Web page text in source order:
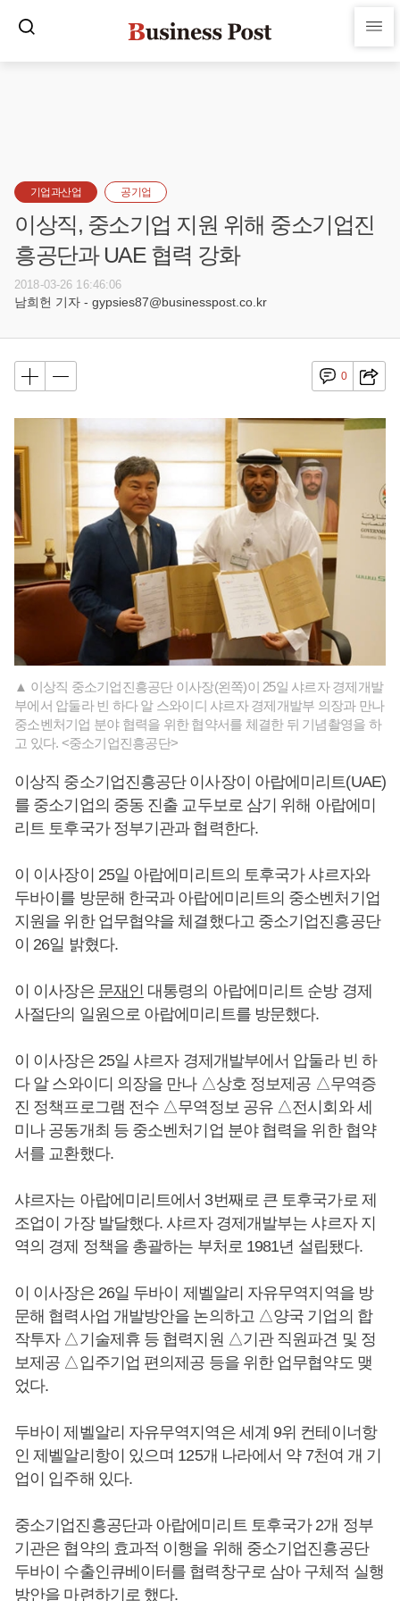
기업과산업 공기업
이상직, 중소기업 지원 위해 중소기업진
흥공단과 UAE 협력 강화
2018-03-26 16:46:06
남희헌 기자 - gypsies87@businesspost.co.kr
0
▲ 이상직 중소기업진흥공단 이사장(왼쪽)이 25일 샤르자 경제개발
부에서 압둘라 빈 하다 알 스와이디 샤르자 경제개발부 의장과 만나
중소벤처기업 분야 협력을 위한 협약서를 체결한 뒤 기념촬영을 하
고 있다. <중소기업진흥공단>
이상직 중소기업진흥공단 이사장이 아랍에미리트(UAE)
를 중소기업의 중동 진출 교두보로 삼기 위해 아랍에미
리트 토후국가 정부기관과 협력한다.
이 이사장이 25일 아랍에미리트의 토후국가 샤르자와
두바이를 방문해 한국과 아랍에미리트의 중소벤처기업
지원을 위한 업무협약을 체결했다고 중소기업진흥공단
이 26일 밝혔다.
이 이사장은 문재인 대통령의 아랍에미리트 순방 경제
사절단의 일원으로 아랍에미리트를 방문했다.
이 이사장은 25일 샤르자 경제개발부에서 압둘라 빈 하
다 알 스와이디 의장을 만나 △상호 정보제공 △무역증
진 정책프로그램 전수 △무역정보 공유 △전시회와 세
미나 공동개최 등 중소벤처기업 분야 협력을 위한 협약
서를 교환했다.
샤르자는 아랍에미리트에서 3번째로 큰 토후국가로 제
조업이 가장 발달했다. 샤르자 경제개발부는 샤르자 지
역의 경제 정책을 총괄하는 부처로 1981년 설립됐다.
이 이사장은 26일 두바이 제벨알리 자유무역지역을 방
문해 협력사업 개발방안을 논의하고 △양국 기업의 합
작투자 △기술제휴 등 협력지원 △기관 직원파견 및 정
보제공 △입주기업 편의제공 등을 위한 업무협약도 맺
었다.
두바이 제벨알리 자유무역지역은 세계 9위 컨테이너항
인 제벨알리항이 있으며 125개 나라에서 약 7천여 개 기
업이 입주해 있다.
중소기업진흥공단과 아랍에미리트 토후국가 2개 정부
기관은 협약의 효과적 이행을 위해 중소기업진흥공단
두바이 수출인큐베이터를 협력창구로 삼아 구체적 실행
방안을 마련하기로 했다.